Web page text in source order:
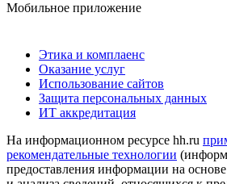
Мобильное приложение
Этика и комплаенс
Оказание услуг
Использование сайтов
Защита персональных данных
ИТ аккредитация
На информационном ресурсе hh.ru
рекомендательные технологии
предоставления информации на